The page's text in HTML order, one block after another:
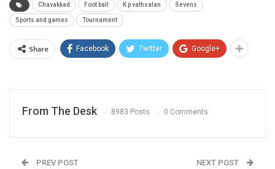
Chavakkad Foot ball K p vathsalan Sevens
Sports and games Tournament
Share Facebook Twitter Google+
From The Desk 8983 Posts 0 Comments
PREV POST NEXT POST